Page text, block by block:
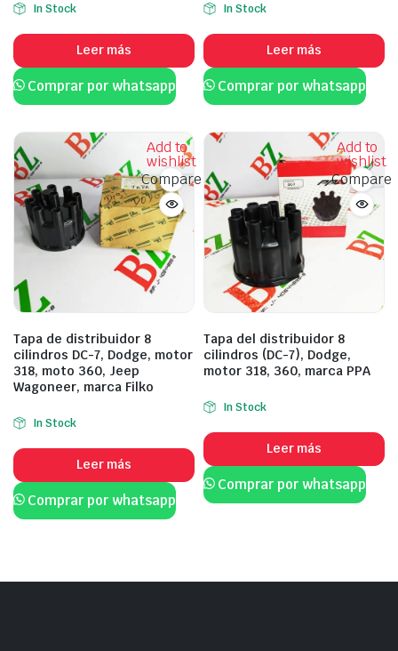
In Stock
Leer más
Comprar por whatsapp
In Stock
Leer más
Comprar por whatsapp
Add to
wishlist
Compare
Tapa de distribuidor 8
cilindros DC-7, Dodge, motor
318, moto 360, Jeep
Wagoneer, marca Filko
In Stock
Leer más
Comprar por whatsapp
Add to
wishlist
Compare
Tapa del distribuidor 8
cilindros (DC-7), Dodge,
motor 318, 360, marca PPA
In Stock
Leer más
Comprar por whatsapp